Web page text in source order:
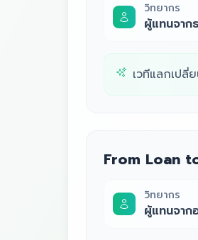
วิทยากร
ผู้แทนจาก
เวทีแลกเปลี่
From Loan
วิทยากร
ผู้แทนจาก